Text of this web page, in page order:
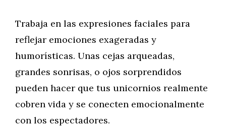
Trabaja en las expresiones faciales para
reflejar emociones exageradas y
humorísticas. Unas cejas arqueadas,
grandes sonrisas, o ojos sorprendidos
pueden hacer que tus unicornios realmente
cobren vida y se conecten emocionalmente
con los espectadores.